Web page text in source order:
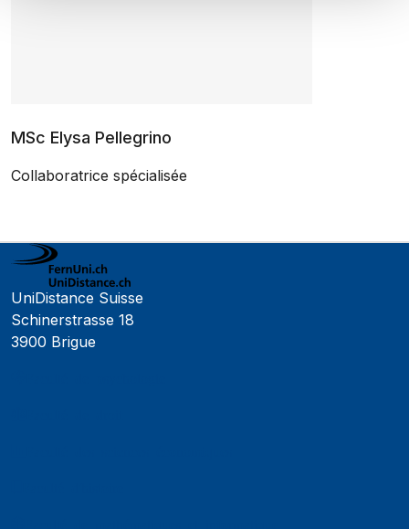
MSc Elysa Pellegrino
Collaboratrice spécialisée
UniDistance Suisse
Schinerstrasse 18
3900 Brigue